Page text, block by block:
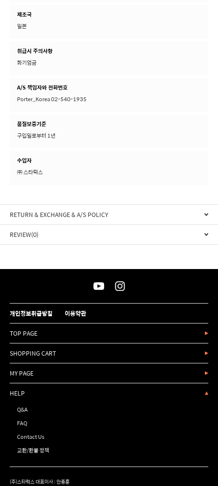
제조국
일본
취급시 주의사항
화기엄금
A/S 책임자와 전화번호
Porter_Korea 02-540-1935
품질보증기준
구입일로부터 1년
수입자
㈜ 스타럭스
RETURN & EXCHANGE & A/S POLICY
REVIEW(0)
개인정보취급방침 이용약관
TOP PAGE
SHOPPING CART
MY PAGE
HELP
Q&A
FAQ
Contact Us
교환/환불 정책
(주)스타럭스 대표이사 : 안종훈